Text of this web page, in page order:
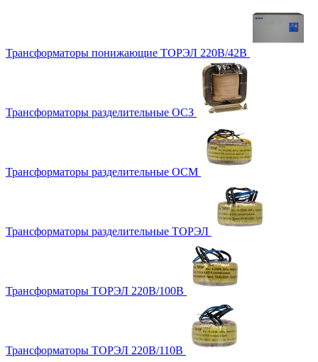
Трансформаторы понижающие ТОРЭЛ 220В/42В
Трансформаторы разделительные ОСЗ
Трансформаторы разделительные ОСМ
Трансформаторы разделительные ТОРЭЛ
Трансформаторы ТОРЭЛ 220В/100В
Трансформаторы ТОРЭЛ 220В/110В